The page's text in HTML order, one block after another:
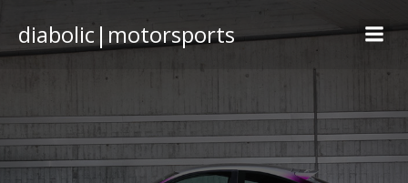
diabolic|motorsports